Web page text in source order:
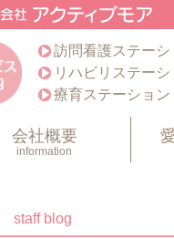
訪問看護ステー
リハビリステー
療育ステーション
会社概要
information
staff blog